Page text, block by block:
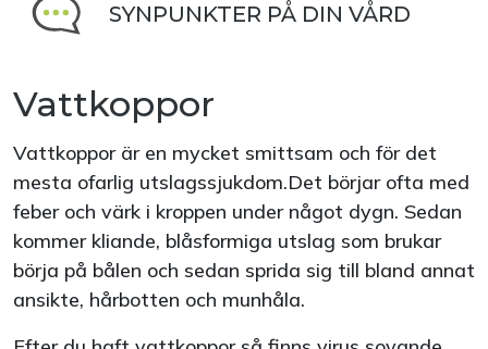
SYNPUNKTER PÅ DIN VÅRD
Vattkoppor
Vattkoppor är en mycket smittsam och för det
mesta ofarlig utslagssjukdom.Det börjar ofta med
feber och värk i kroppen under något dygn. Sedan
kommer kliande, blåsformiga utslag som brukar
börja på bålen och sedan sprida sig till bland annat
ansikte, hårbotten och munhåla.